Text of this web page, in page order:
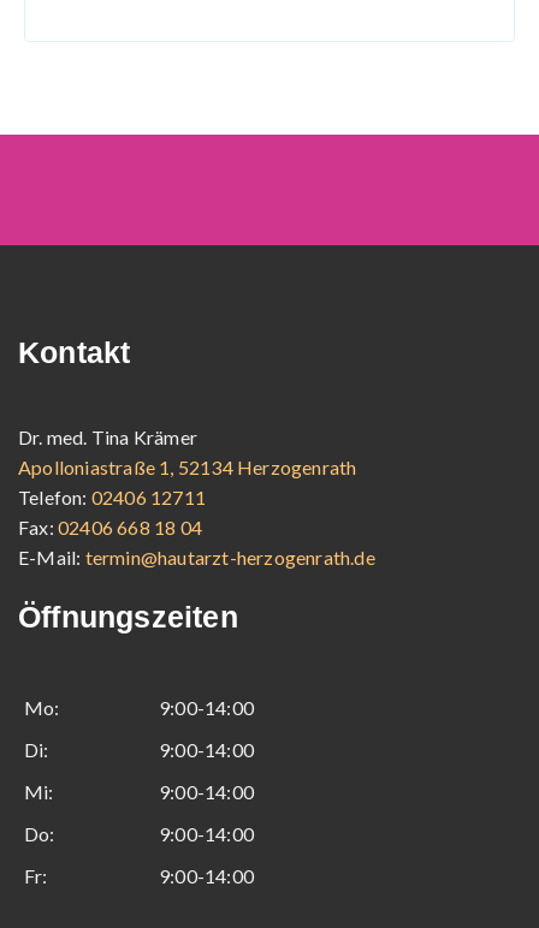
Kontakt
Dr. med. Tina Krämer
Apolloniastraße 1, 52134 Herzogenrath
Telefon: 02406 12711
Fax: 02406 668 18 04
E-Mail: termin@hautarzt-herzogenrath.de
Öffnungszeiten
Mo:
9:00-14:00
Di:
9:00-14:00
Mi:
9:00-14:00
Do:
9:00-14:00
Fr:
9:00-14:00